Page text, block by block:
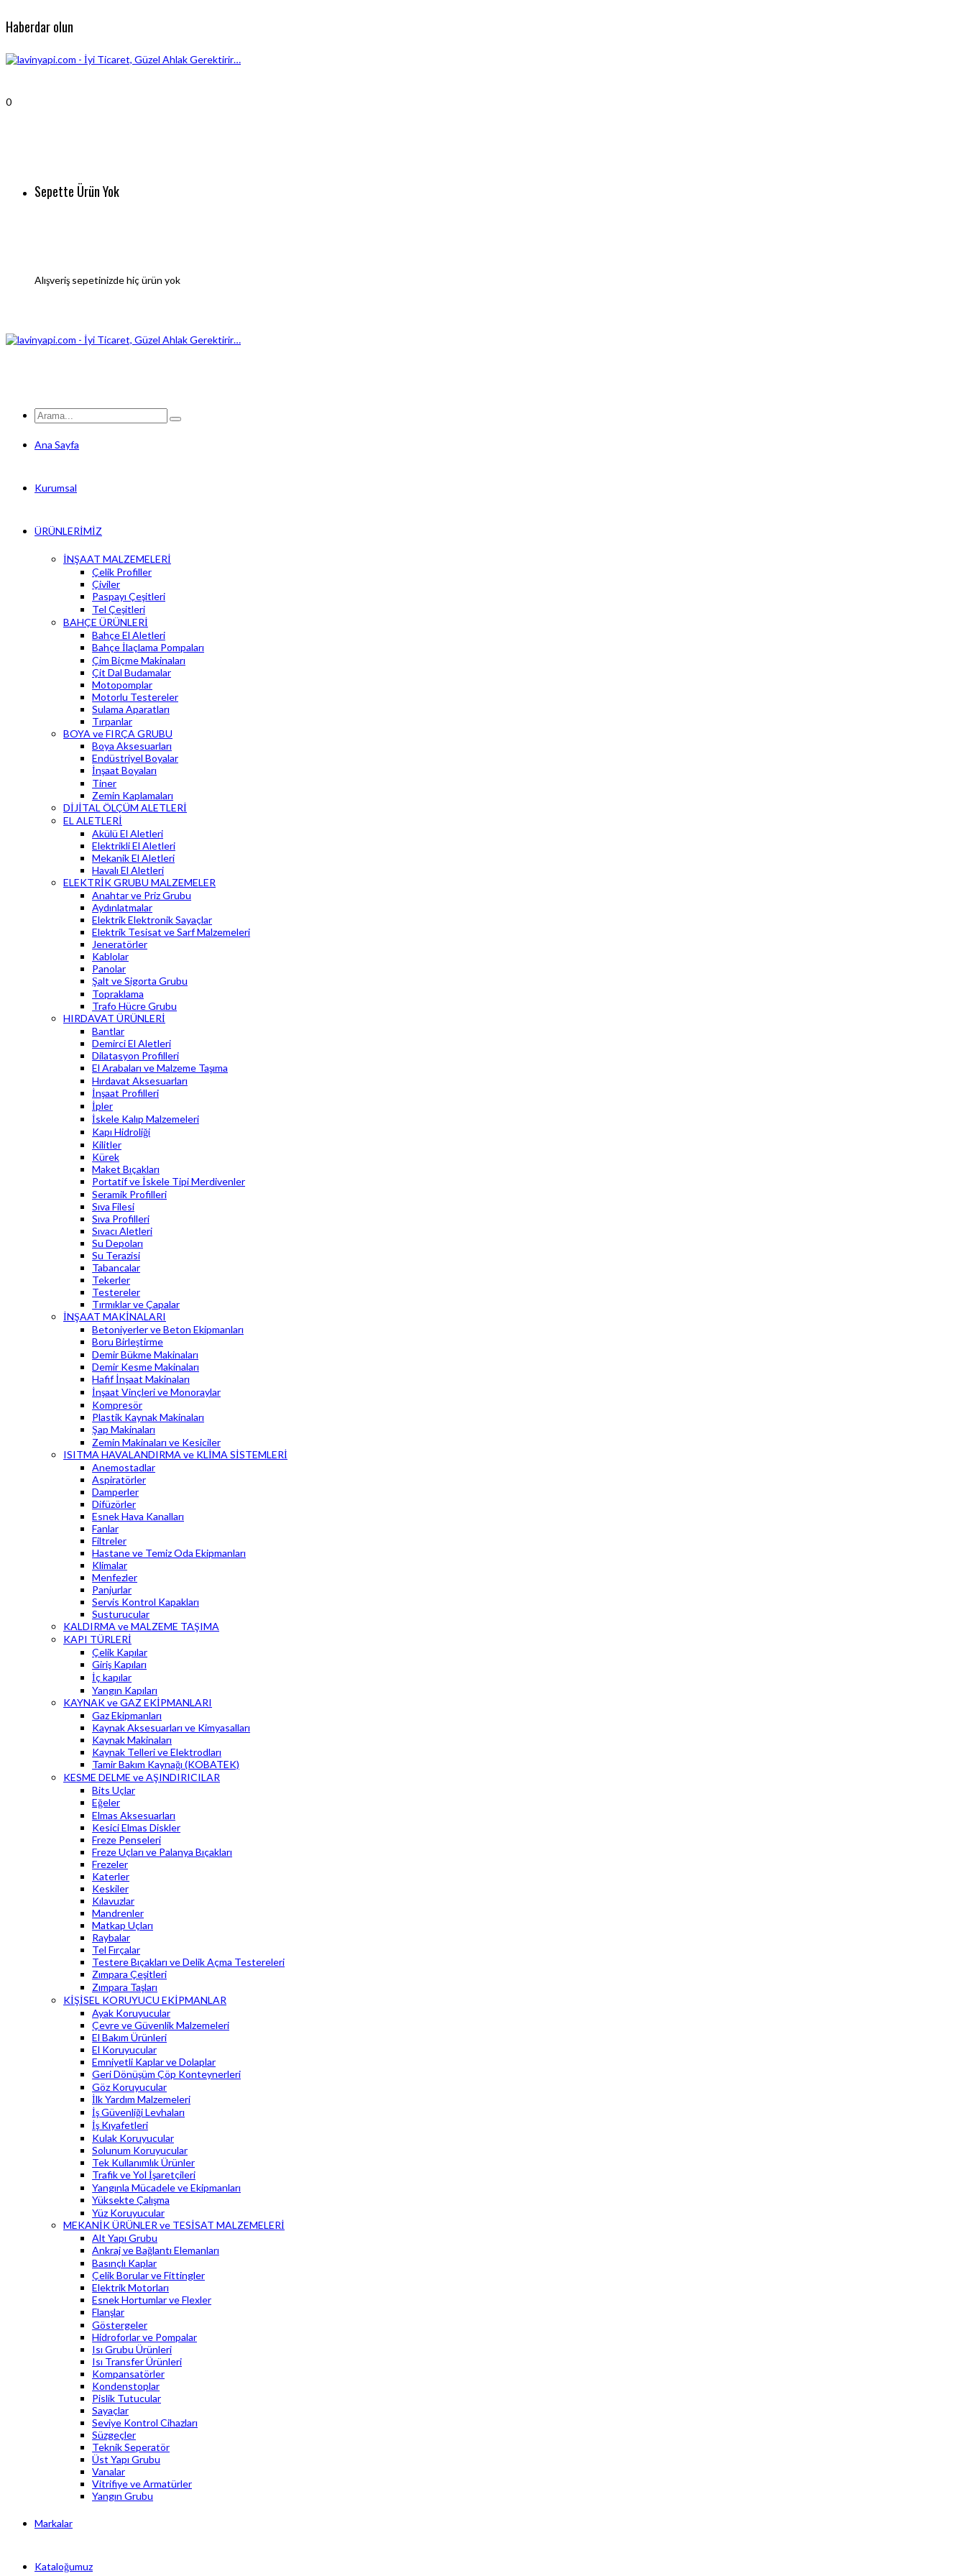
Haberdar olun
0
Sepette Ürün Yok
Alışveriş sepetinizde hiç ürün yok
Ana Sayfa
Kurumsal
ÜRÜNLERİMİZ
İNŞAAT MALZEMELERİ
Çelik Profiller
Çiviler
Paspayı Çeşitleri
Tel Çeşitleri
BAHÇE ÜRÜNLERİ
Bahçe El Aletleri
Bahçe İlaçlama Pompaları
Çim Biçme Makinaları
Çit Dal Budamalar
Motopomplar
Motorlu Testereler
Sulama Aparatları
Tırpanlar
BOYA ve FIRÇA GRUBU
Boya Aksesuarları
Endüstriyel Boyalar
İnşaat Boyaları
Tiner
Zemin Kaplamaları
DİJİTAL ÖLÇÜM ALETLERİ
EL ALETLERİ
Akülü El Aletleri
Elektrikli El Aletleri
Mekanik El Aletleri
Havalı El Aletleri
ELEKTRİK GRUBU MALZEMELER
Anahtar ve Priz Grubu
Aydınlatmalar
Elektrik Elektronik Sayaçlar
Elektrik Tesisat ve Sarf Malzemeleri
Jeneratörler
Kablolar
Panolar
Şalt ve Sigorta Grubu
Topraklama
Trafo Hücre Grubu
HIRDAVAT ÜRÜNLERİ
Bantlar
Demirci El Aletleri
Dilatasyon Profilleri
El Arabaları ve Malzeme Taşıma
Hırdavat Aksesuarları
İnşaat Profilleri
İpler
İskele Kalıp Malzemeleri
Kapı Hidroliği
Kilitler
Kürek
Maket Bıçakları
Portatif ve İskele Tipi Merdivenler
Seramik Profilleri
Sıva Filesi
Sıva Profilleri
Sıvacı Aletleri
Su Depoları
Su Terazisi
Tabancalar
Tekerler
Testereler
Tırmıklar ve Çapalar
İNŞAAT MAKİNALARI
Betoniyerler ve Beton Ekipmanları
Boru Birleştirme
Demir Bükme Makinaları
Demir Kesme Makinaları
Hafif İnşaat Makinaları
İnşaat Vinçleri ve Monoraylar
Kompresör
Plastik Kaynak Makinaları
Şap Makinaları
Zemin Makinaları ve Kesiciler
ISITMA HAVALANDIRMA ve KLİMA SİSTEMLERİ
Anemostadlar
Aspiratörler
Damperler
Difüzörler
Esnek Hava Kanalları
Fanlar
Filtreler
Hastane ve Temiz Oda Ekipmanları
Klimalar
Menfezler
Panjurlar
Servis Kontrol Kapakları
Susturucular
KALDIRMA ve MALZEME TAŞIMA
KAPI TÜRLERİ
Çelik Kapılar
Giriş Kapıları
İç kapılar
Yangın Kapıları
KAYNAK ve GAZ EKİPMANLARI
Gaz Ekipmanları
Kaynak Aksesuarları ve Kimyasalları
Kaynak Makinaları
Kaynak Telleri ve Elektrodları
Tamir Bakım Kaynağı (KOBATEK)
KESME DELME ve AŞINDIRICILAR
Bits Uçlar
Eğeler
Elmas Aksesuarları
Kesici Elmas Diskler
Freze Penseleri
Freze Uçları ve Palanya Bıçakları
Frezeler
Katerler
Keskiler
Kılavuzlar
Mandrenler
Matkap Uçları
Raybalar
Tel Fırçalar
Testere Bıçakları ve Delik Açma Testereleri
Zımpara Çeşitleri
Zımpara Taşları
KİŞİSEL KORUYUCU EKİPMANLAR
Ayak Koruyucular
Çevre ve Güvenlik Malzemeleri
El Bakım Ürünleri
El Koruyucular
Emniyetli Kaplar ve Dolaplar
Geri Dönüşüm Çöp Konteynerleri
Göz Koruyucular
İlk Yardım Malzemeleri
İş Güvenliği Levhaları
İş Kıyafetleri
Kulak Koruyucular
Solunum Koruyucular
Tek Kullanımlık Ürünler
Trafik ve Yol İşaretçileri
Yangınla Mücadele ve Ekipmanları
Yüksekte Çalışma
Yüz Koruyucular
MEKANİK ÜRÜNLER ve TESİSAT MALZEMELERİ
Alt Yapı Grubu
Ankraj ve Bağlantı Elemanları
Basınçlı Kaplar
Çelik Borular ve Fittingler
Elektrik Motorları
Esnek Hortumlar ve Flexler
Flanşlar
Göstergeler
Hidroforlar ve Pompalar
Isı Grubu Ürünleri
Isı Transfer Ürünleri
Kompansatörler
Kondenstoplar
Pislik Tutucular
Sayaçlar
Seviye Kontrol Cihazları
Süzgeçler
Teknik Seperatör
Üst Yapı Grubu
Vanalar
Vitrifiye ve Armatürler
Yangın Grubu
Markalar
Kataloğumuz